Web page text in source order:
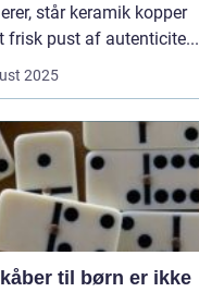
står keramik kopper
frisk pust af autenticite...
2025
til børn er ikke